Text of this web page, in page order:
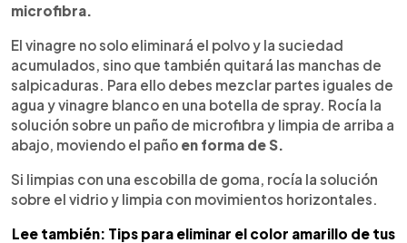
microfibra.
El vinagre no solo eliminará el polvo y la suciedad
acumulados, sino que también quitará las manchas de
salpicaduras. Para ello debes mezclar partes iguales de
agua y vinagre blanco en una botella de spray. Rocía la
solución sobre un paño de microfibra y limpia de arriba a
abajo, moviendo el paño en forma de S.
Si limpias con una escobilla de goma, rocía la solución
sobre el vidrio y limpia con movimientos horizontales.
Lee también: Tips para eliminar el color amarillo de tus